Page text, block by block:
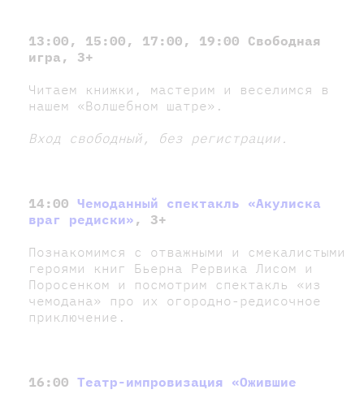
13:00, 15:00, 17:00, 19:00 Свободная
игра, 3+
Читаем книжки, мастерим и веселимся в
нашем «Волшебном шатре».
Вход свободный, без регистрации.
14:00 Чемоданный спектакль «Акулиска
враг редиски» , 3+
Познакомимся с отважными и смекалистыми
героями книг Бьерна Рервика Лисом и
Поросенком и посмотрим спектакль «из
чемодана» про их огородно-редисочное
приключение.
16:00 Театр-импровизация «Ожившие